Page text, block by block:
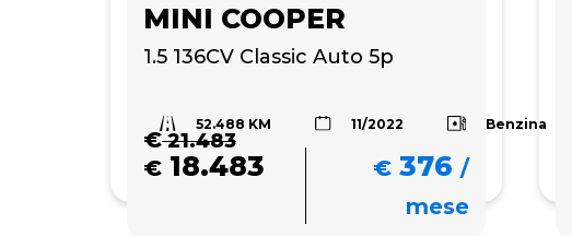
MINI COOPER
1.5 136CV Classic Auto 5p
52.488 KM 11/2022 Benzina
€21.483
€ 18.483 € 376 /
mese